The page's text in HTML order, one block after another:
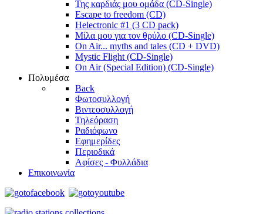
Της καρδιάς μου ομάδα (CD-Single)
Escape to freedom (CD)
Helectronic #1 (3 CD pack)
Μίλα μου για τον θρύλο (CD-Single)
On Air... myths and tales (CD + DVD)
Mystic Flight (CD-Single)
On Air (Special Edition) (CD-Single)
Πολυμέσα
Back
Φωτοσυλλογή
Βιντεοσυλλογή
Τηλεόραση
Ραδιόφωνο
Εφημερίδες
Περιοδικά
Αφίσες - Φυλλάδια
Επικοινωνία